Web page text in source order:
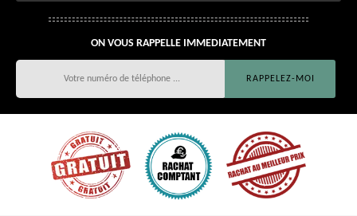
ON VOUS RAPPELLE IMMEDIATEMENT